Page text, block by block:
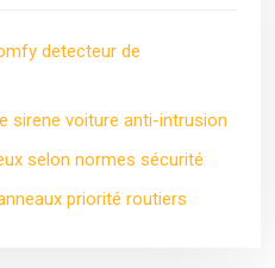
detecteur de
sirene voiture anti-intrusion
selon normes sécurité
priorité routiers